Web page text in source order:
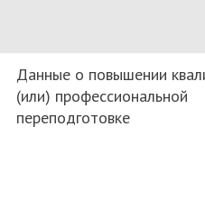
Данные о повышении
(или) профессиональной
переподготовке